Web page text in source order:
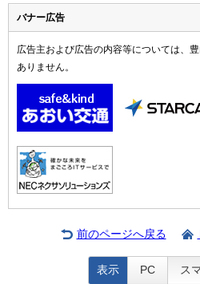
バナー広告
広告主および広告の内容等については、
ありません。
前のページへ戻る
表示 PC ス